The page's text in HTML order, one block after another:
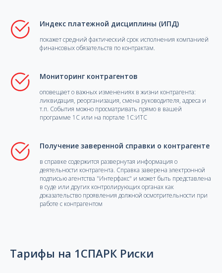
Индекс платежной дисциплины (ИПД)
покажет средний фактический срок исполнения компанией
финансовых обязательств по контрактам.
Мониторинг контрагентов
оповещает о важных изменениях в жизни контрагента:
ликвидация, реорганизация, смена руководителя, адреса и
т.п. События можно просматривать прямо в вашей
программе 1С или на портале 1С:ИТС
Получение заверенной справки о контрагенте
в справке содержится развернутая информация о
деятельности контрагента. Справка заверена электронной
подписью агентства "Интерфакс" и может быть представлена
в суде или других контролирующих органах как
доказательство проявления должной осмотрительности при
работе с контрагентом
Тарифы на 1СПАРК Риски